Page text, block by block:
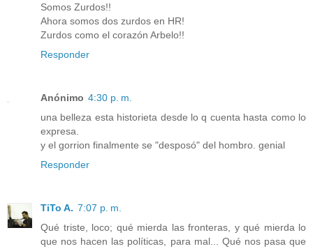
Somos Zurdos!!
Ahora somos dos zurdos en HR!
Zurdos como el corazón Arbelo!!
Responder
Anónimo 4:30 p. m.
una belleza esta historieta desde lo q cuenta hasta como lo
expresa.
y el gorrion finalmente se "desposó" del hombro. genial
Responder
TiTo A. 7:07 p. m.
Qué triste, loco; qué mierda las fronteras, y qué mierda lo
que nos hacen las políticas, para mal... Qué nos pasa que